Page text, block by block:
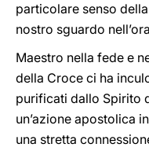
particolare senso
nostro sguardo
Maestro nella fede e
della Croce ci ha
purificati dallo Spirito
un’azione apostolica
una stretta